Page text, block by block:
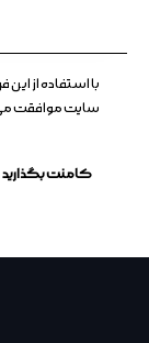
با استفاده از
سایت موافقت